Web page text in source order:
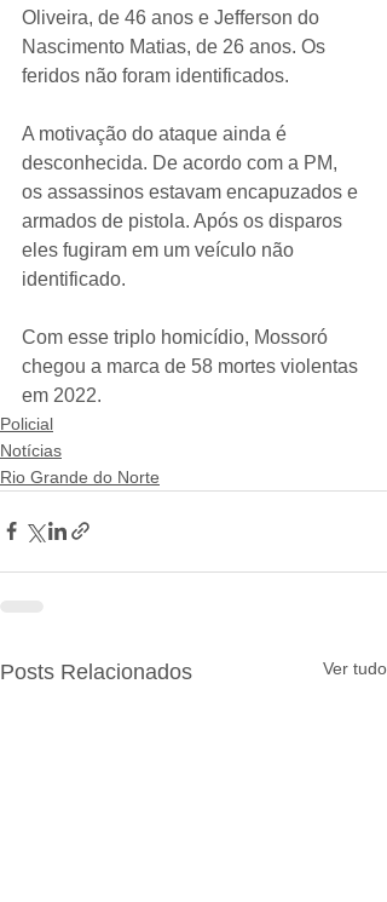
Oliveira, de 46 anos e Jefferson do
Nascimento Matias, de 26 anos. Os
feridos não foram identificados.
A motivação do ataque ainda é
desconhecida. De acordo com a PM,
os assassinos estavam encapuzados e
armados de pistola. Após os disparos
eles fugiram em um veículo não
identificado.
Com esse triplo homicídio, Mossoró
chegou a marca de 58 mortes violentas
em 2022.
Policial
Notícias
Rio Grande do Norte
Posts Relacionados Ver tudo